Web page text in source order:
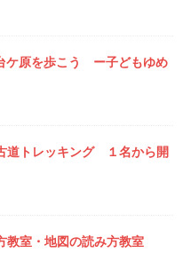
ケ原を歩こう ー子どもゆめ
道トレッキング １名から開
教室・地図の読み方教室